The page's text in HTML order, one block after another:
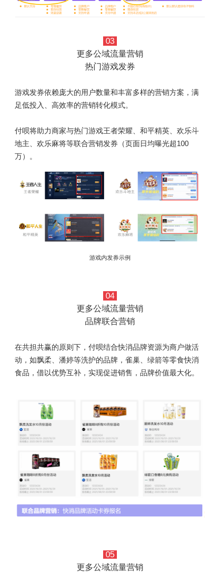
03
更多公域流量营销
热门游戏发券
游戏发券依赖庞大的用户数量和丰富多样的营销方案，满
足低投入、高效率的营销转化模式。
付呗将助力商家与热门游戏王者荣耀、和平精英、欢乐斗
地主、欢乐麻将等联合营销发券（页面日均曝光超100
万）。
游戏内发券示例
04
更多公域流量营销
品牌联合营销
在共担共赢的原则下，付呗结合快消品牌资源为商户做活
动，如飘柔、潘婷等洗护的品牌，雀巢、绿箭等零食快消
食品，借以优势互补，实现促进销售，品牌价值最大化。
05
更多公域流量营销